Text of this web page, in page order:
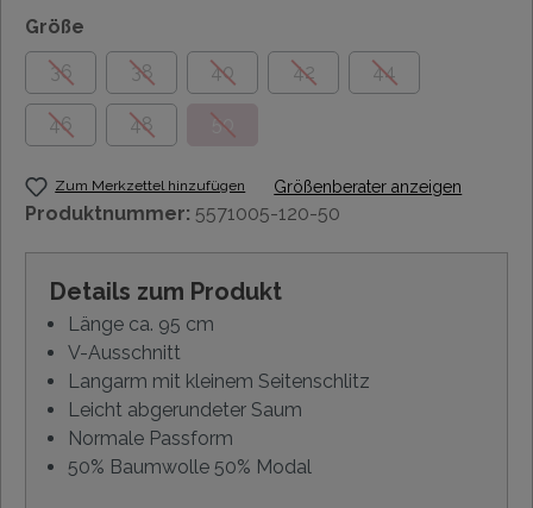
Größe
36
38 40 42 44
46 48 50
Zum Merkzettel hinzufügen Größenberater anzeigen
Produktnummer: 5571005-120-50
Details zum Produkt
Länge ca. 95 cm
V-Ausschnitt
Langarm mit kleinem Seitenschlitz
Leicht abgerundeter Saum
Normale Passform
50% Baumwolle 50% Modal